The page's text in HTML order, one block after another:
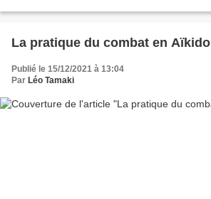
La pratique du combat en Aïkido
Publié le 15/12/2021 à 13:04
Par Léo Tamaki